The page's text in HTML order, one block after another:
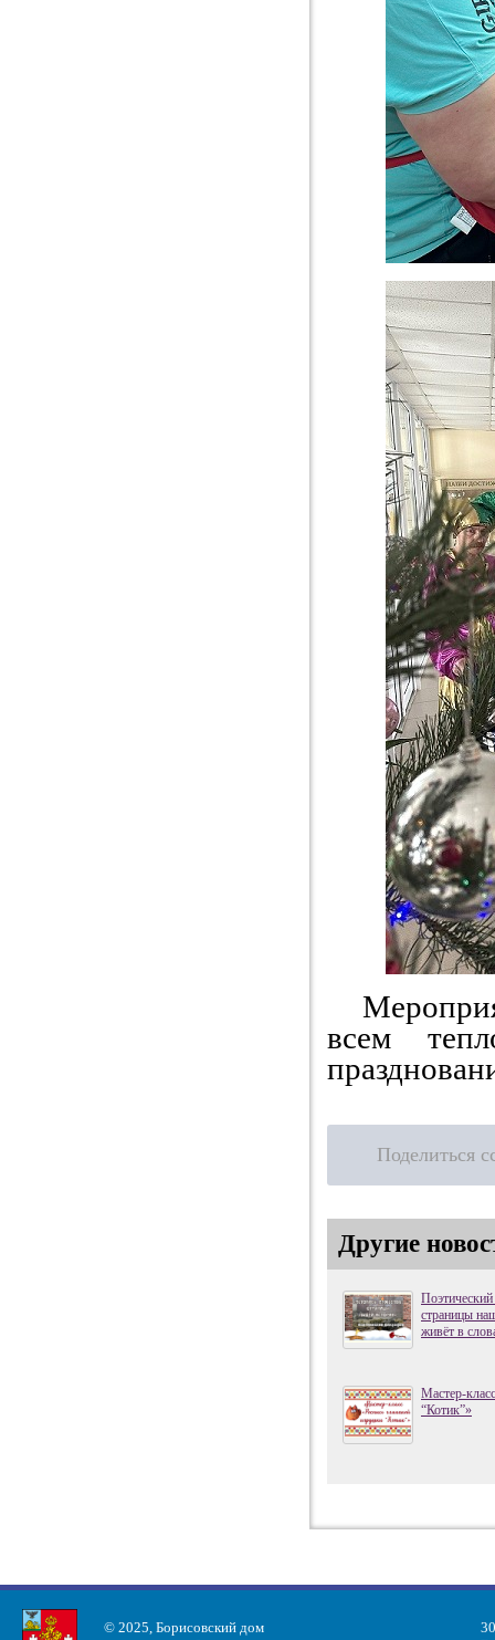
всем
Поделиться
Другие
страницы
живёт в
Мастер-
“Котик”»
© 2025, Борисовский дом